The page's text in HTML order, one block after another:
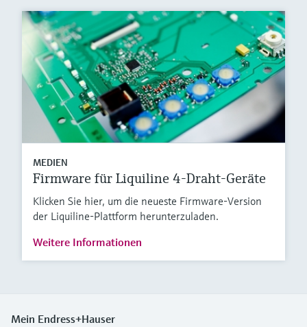
MEDIEN
Firmware für Liquiline 4-Draht-Geräte
Klicken Sie hier, um die neueste Firmware-Version
der Liquiline-Plattform herunterzuladen.
Weitere Informationen
Mein Endress+Hauser